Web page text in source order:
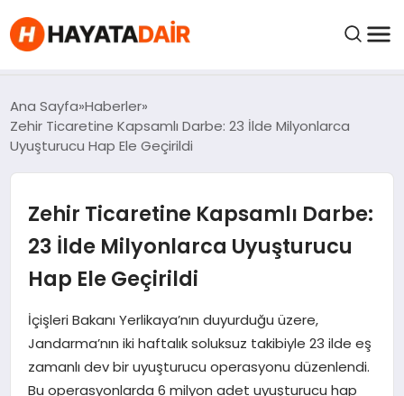
FIYATLAR
HABERLER
İNCELEMELER
KIMDIR?
NEDIR?
Ana Sayfa Haberler
Zehir Ticaretine Kapsamlı Darbe: 23 İlde Milyonlarca
Uyuşturucu Hap Ele Geçirildi
Zehir Ticaretine Kapsamlı Darbe:
23 İlde Milyonlarca Uyuşturucu
Hap Ele Geçirildi
İçişleri Bakanı Yerlikaya’nın duyurduğu üzere,
Jandarma’nın iki haftalık soluksuz takibiyle 23 ilde eş
zamanlı dev bir uyuşturucu operasyonu düzenlendi.
Bu operasyonlarda 6 milyon adet uyuşturucu hap